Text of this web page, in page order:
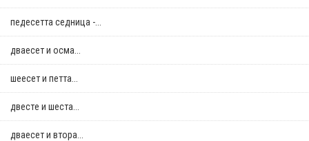
педесетта седница -...
дваесет и осма...
шеесет и петта...
двестe и шеста...
дваесет и втора...